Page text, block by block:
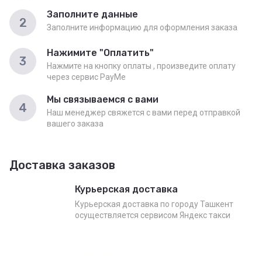
2
Заполните данные
Заполните информацию для оформления заказа
3
Нажимите "Оплатить"
Нажмите на кнопку оплаты , произведите оплату
через сервис PayMe
4
Мы связываемся с вами
Наш менеджер свяжется с вами перед отправкой
вашего заказа
Доставка заказов
Курьерская доставка
Курьерская доставка по городу Ташкент
осуществляется сервисом Яндекс такси